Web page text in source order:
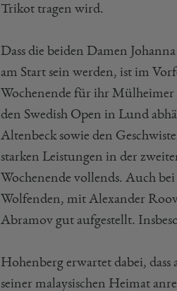
Trikot tragen wird.
Dass die beiden Damen
am Start sein werden, ist im
Wochenende für ihr Mülheimer
den Swedish Open in Lund
Altenbeck sowie den
starken Leistungen in der
Wochenende vollends. Auch
Wolfenden, mit Alexander
Abramov gut aufgestellt.
Hohenberg erwartet dabei,
seiner malaysischen Heimat